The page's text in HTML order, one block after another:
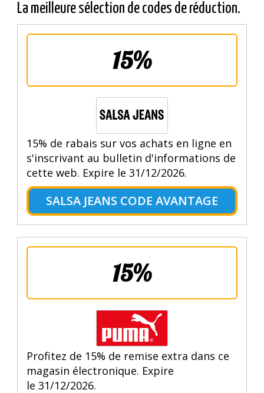
La meilleure sélection de codes de réduction.
15%
15% de rabais sur vos achats en ligne en
s'inscrivant au bulletin d'informations de
cette web. Expire le 31/12/2026.
SALSA JEANS CODE AVANTAGE
15%
Profitez de 15% de remise extra dans ce
magasin électronique. Expire
le 31/12/2026.